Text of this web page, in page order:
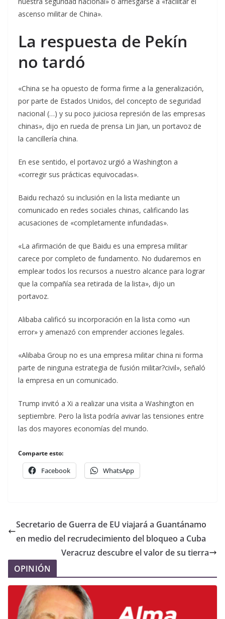
ascenso militar de China».
La respuesta de Pekín
no tardó
«China se ha opuesto de forma firme a la generalización,
por parte de Estados Unidos, del concepto de seguridad
nacional (…) y su poco juiciosa represión de las empresas
chinas», dijo en rueda de prensa Lin Jian, un portavoz de
la cancillería china.
En ese sentido, el portavoz urgió a Washington a
«corregir sus prácticas equivocadas».
Baidu rechazó su inclusión en la lista mediante un
comunicado en redes sociales chinas, calificando las
acusaciones de «completamente infundadas».
«La afirmación de que Baidu es una empresa militar
carece por completo de fundamento. No dudaremos en
emplear todos los recursos a nuestro alcance para lograr
que la compañía sea retirada de la lista», dijo un
portavoz.
Alibaba calificó su incorporación en la lista como «un
error» y amenazó con emprender acciones legales.
«Alibaba Group no es una empresa militar china ni forma
parte de ninguna estrategia de fusión militar?civil», señaló
la empresa en un comunicado.
Trump invitó a Xi a realizar una visita a Washington en
septiembre. Pero la lista podría avivar las tensiones entre
las dos mayores economías del mundo.
Comparte esto:
Facebook WhatsApp
Secretario de Guerra de EU viajará a Guantánamo
en medio del recrudecimiento del bloqueo a Cuba
Veracruz descubre el valor de su tierra
OPINIÓN